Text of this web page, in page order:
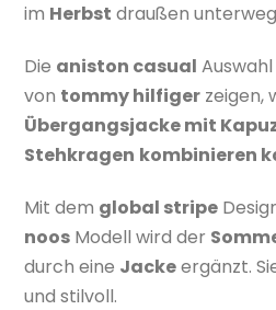
im Herbst draußen
Die aniston casual
von tommy hilfiger zeigen,
Übergangsjacke mit
Stehkragen kombinieren
Mit dem global stripe
noos Modell wird der
durch eine Jackeergänzt.
und stilvoll.